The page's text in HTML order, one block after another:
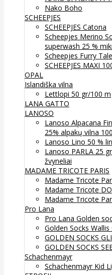
Nako Boho
SCHEEPJES
SCHEEPJES Catona
Scheepjes Merino
superwash 25 %
Scheepjes Furry
SCHEEPJES MAXI
OPAL
Islandiška vilna
Lettlopi 50 gr/100 m
LANA GATTO
LANOSO
Lanoso Alpacana
25% alpakų vilna
Lanoso Lino 50 %
Lanoso PARLA 25
žvyneliai
MADAME TRICOTE PARIS
Madame Tricote
Madame Tricote
Madame Tricote
Pro Lana
Pro Lana Golden
Golden Socks
GOLDEN SOCKS
GOLDEN SOCKS
Schachenmayr
Schachenmayr Kid